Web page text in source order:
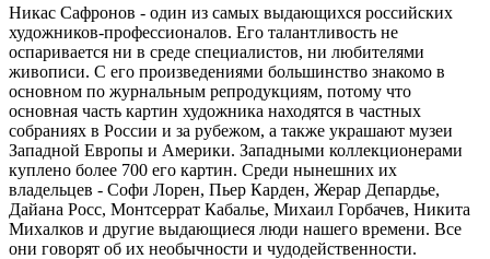
Никас Сафронов - один из самых выдающихся российских
художников-профессионалов. Его талантливость не
оспаривается ни в среде специалистов, ни любителями
живописи. С его произведениями большинство знакомо в
основном по журнальным репродукциям, потому что
основная часть картин художника находятся в частных
собраниях в России и за рубежом, а также украшают музеи
Западной Европы и Америки. Западными коллекционерами
куплено более 700 его картин. Среди нынешних их
владельцев - Софи Лорен, Пьер Карден, Жерар Депардье,
Дайана Росс, Монтсеррат Кабалье, Михаил Горбачев, Никита
Михалков и другие выдающиеся люди нашего времени. Все
они говорят об их необычности и чудодейственности.